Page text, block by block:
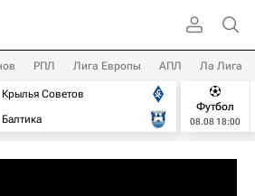
РПЛ Лига Европы АПЛ Ла Лига
Крылья Советов
Балтика
Футбол
08.08 18:00